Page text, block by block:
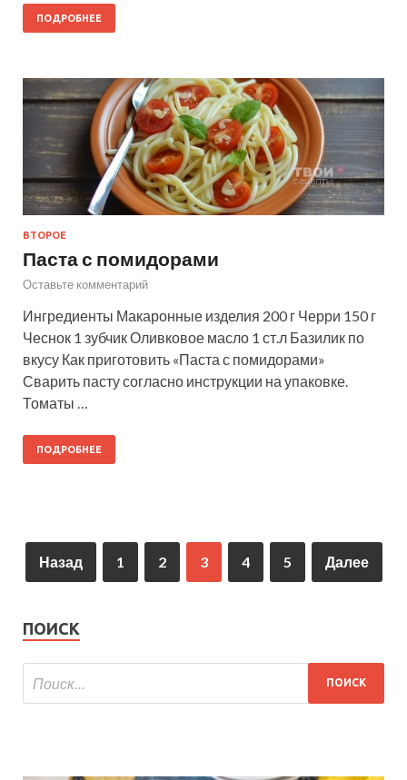
ПОДРОБНЕЕ
ВТОРОЕ
Паста с помидорами
Оставьте комментарий
Ингредиенты Макаронные изделия 200 г Черри 150 г
Чеснок 1 зубчик Оливковое масло 1 ст.л Базилик по
вкусу Как приготовить «Паста с помидорами»
Сварить пасту согласно инструкции на упаковке.
Томаты …
ПОДРОБНЕЕ
Назад 1 2 3 4 5 Далее
ПОИСК